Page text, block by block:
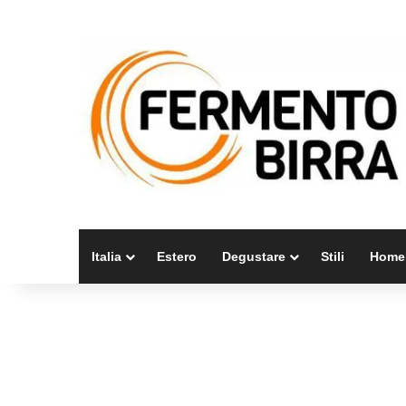
Italia Estero Degustare Stili